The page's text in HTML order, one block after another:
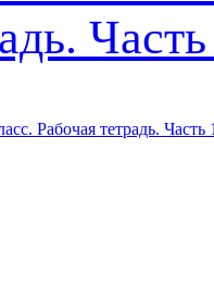
Рабочая тетрадь.